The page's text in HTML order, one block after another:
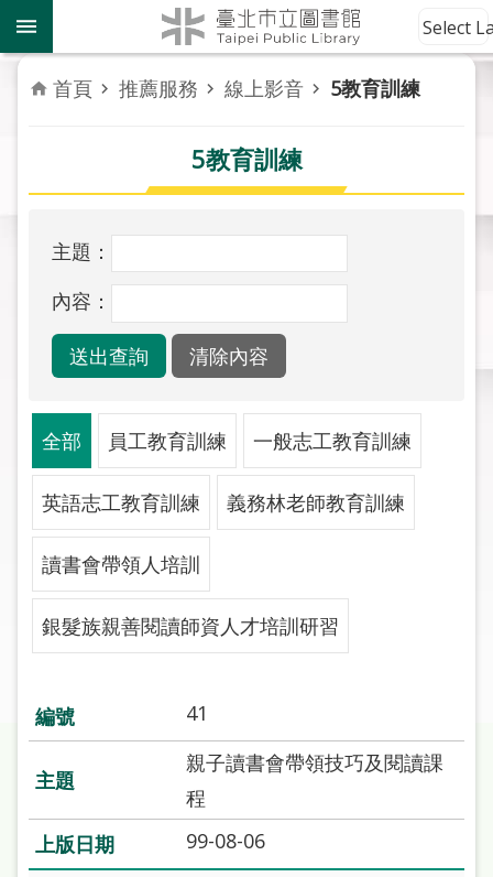
跳到主要內容區塊
到
館
資
訊
者
活
報
導
關
於
市
圖
線
上
申
請
見
問
答
加
入
Select
首頁 推薦服務 線上影音 5教育訓練
5教育訓練
主題：
內容：
全部 員工教育訓練 一般志工教育訓練
英語志工教育訓練 義務林老師教育訓練
讀書會帶領人培訓
銀髮族親善閱讀師資人才培訓研習
41
親子讀書會帶領技巧及閱讀課
程
99-08-06